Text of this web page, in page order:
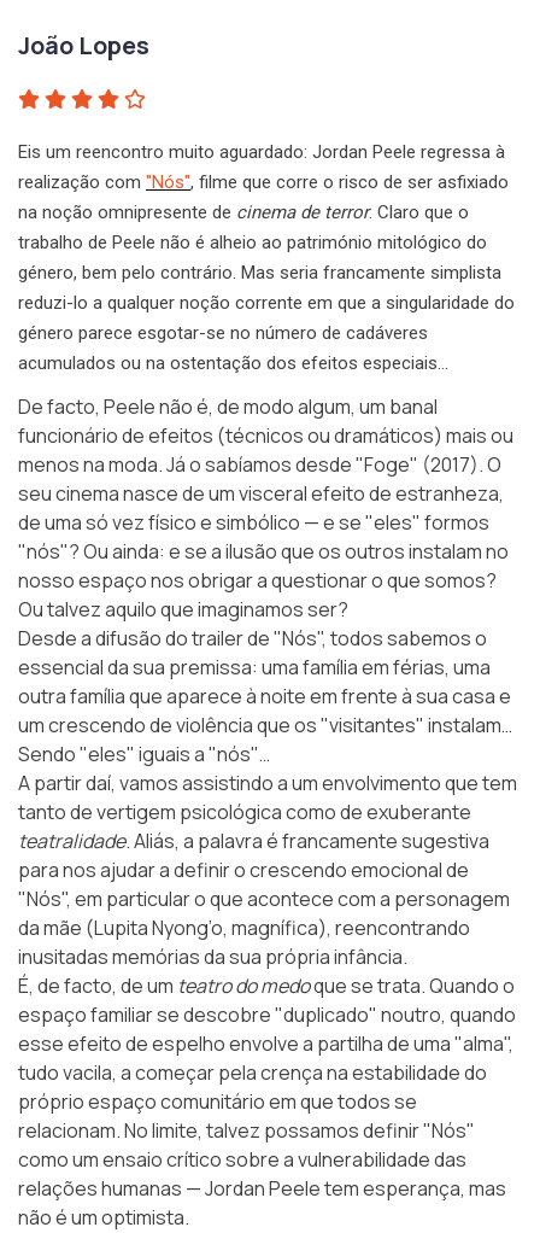
João Lopes
Eis um reencontro muito aguardado: Jordan Peele regressa à
realização com "Nós", filme que corre o risco de ser asfixiado
na noção omnipresente de cinema de terror. Claro que o
trabalho de Peele não é alheio ao património mitológico do
género, bem pelo contrário. Mas seria francamente simplista
reduzi-lo a qualquer noção corrente em que a singularidade do
género parece esgotar-se no número de cadáveres
acumulados ou na ostentação dos efeitos especiais…
De facto, Peele não é, de modo algum, um banal
funcionário de efeitos (técnicos ou dramáticos) mais ou
menos na moda. Já o sabíamos desde"Foge" (2017). O
seu cinema nasce de um visceral efeito de estranheza,
de uma só vez físico e simbólico — e se "eles" formos
"nós"? Ou ainda: e se a ilusão que os outros instalam no
nosso espaço nos obrigar a questionar o que somos?
Ou talvez aquilo que imaginamos ser?
Desde a difusão do trailer de "Nós", todos sabemos o
essencial da sua premissa: uma família em férias, uma
outra família que aparece à noite em frente à sua casa e
um crescendo de violência que os "visitantes" instalam…
Sendo "eles" iguais a "nós"…
A partir daí, vamos assistindo a um envolvimento que tem
tanto de vertigem psicológica como de exuberante
teatralidade. Aliás, a palavra é francamente sugestiva
para nos ajudar a definir o crescendo emocional de
"Nós", em particular o que acontece com a personagem
da mãe (Lupita Nyong’o, magnífica), reencontrando
inusitadas memórias da sua própria infância.
É, de facto, de um teatro do medoque se trata. Quando o
espaço familiar se descobre "duplicado" noutro, quando
esse efeito de espelho envolve a partilha de uma "alma",
tudo vacila, a começar pela crença na estabilidade do
próprio espaço comunitário em que todos se
relacionam. No limite, talvez possamos definir "Nós"
como um ensaio crítico sobre a vulnerabilidade das
relações humanas —Jordan Peeletem esperança, mas
não é um optimista.